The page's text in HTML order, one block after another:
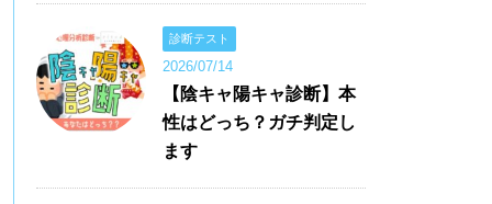
診断テスト
2026/07/14
【陰キャ陽キャ診断】本
性はどっち？ガチ判定し
ます